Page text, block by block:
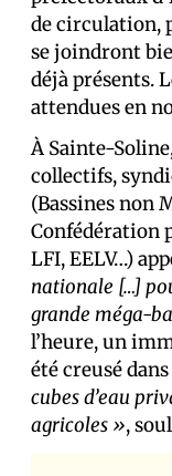
de circulation,
se joindront
déjà présents.
attendues en
À Sainte-
collectifs,
(Bassines non
Confédération
LFI, EELV…)
nationale […]
grande méga-
l’heure, un
été creusé
cubes d’eau
agricoles »,